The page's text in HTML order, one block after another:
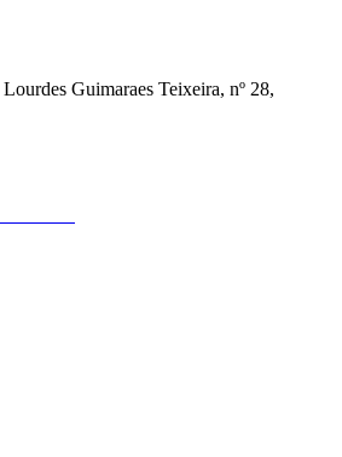
Guimaraes Teixeira, nº 28,